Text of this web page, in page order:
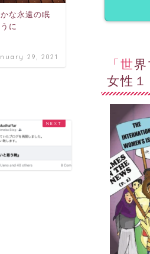
な永遠の眠
に
29, 2021
「世界で最も影響力を与えた
女性